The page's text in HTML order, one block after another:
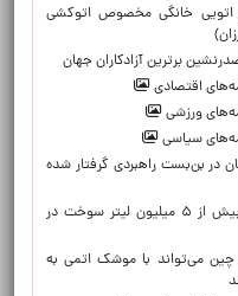
خانگی مخصوص اتوکشی
برترین آزادکاران جهان
اقتصادی
ورزشی
سیاسی
در بن‌بست راهبردی گرفتار شده
انهدام باند قاچاق بیش از ۵ میلیون لیتر سوخت در
می‌تواند با موشک اتمی به